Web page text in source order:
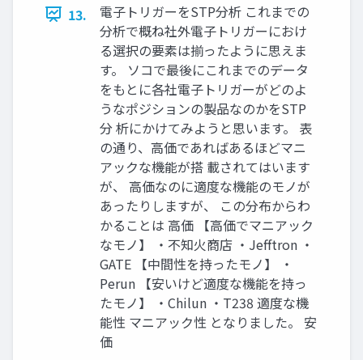
13.
電子トリガーをSTP分析 これまでの
分析で概ね社外電子トリガーにおけ
る選択の要素は揃ったように思えま
す。 ソコで最後にこれまでのデータ
をもとに各社電子トリガーがどのよ
うなポジションの製品なのかをSTP
分 析にかけてみようと思います。 表
の通り、高価であればあるほどマニ
アックな機能が搭 載されてはいます
が、 高価なのに適度な機能のモノが
あったりしますが、 この分布からわ
かることは 高価 【高価でマニアック
なモノ】 ・不知火商店 ・Jefftron ・
GATE 【中間性を持ったモノ】 ・
Perun 【安いけど適度な機能を持っ
たモノ】 ・Chilun ・T238 適度な機
能性 マニアック性 となりました。 安
価